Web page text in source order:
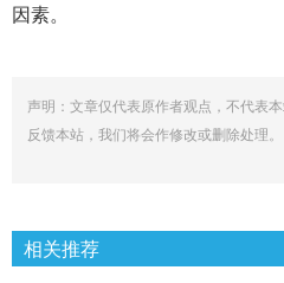
因素。
声明：文章仅代表原作者观点，不代表
反馈本站，我们将会作修改或删除处理。
相关推荐